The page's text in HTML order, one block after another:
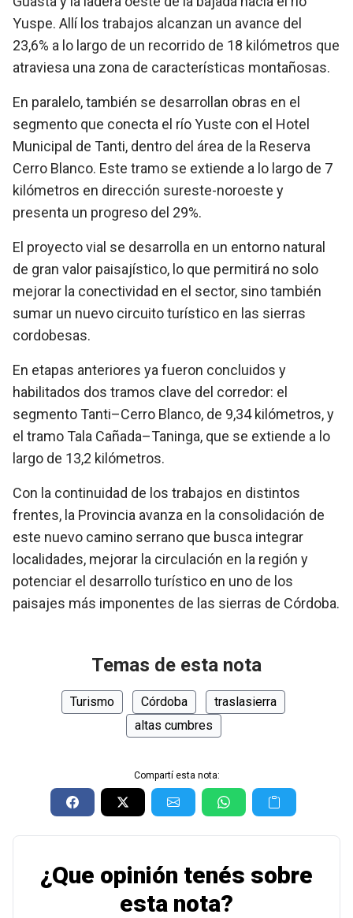
Yuspe. Allí los trabajos alcanzan un avance del
23,6% a lo largo de un recorrido de 18 kilómetros que
atraviesa una zona de características montañosas.
En paralelo, también se desarrollan obras en el
segmento que conecta el río Yuste con el Hotel
Municipal de Tanti, dentro del área de la Reserva
Cerro Blanco. Este tramo se extiende a lo largo de 7
kilómetros en dirección sureste-noroeste y
presenta un progreso del 29%.
El proyecto vial se desarrolla en un entorno natural
de gran valor paisajístico, lo que permitirá no solo
mejorar la conectividad en el sector, sino también
sumar un nuevo circuito turístico en las sierras
cordobesas.
En etapas anteriores ya fueron concluidos y
habilitados dos tramos clave del corredor: el
segmento Tanti–Cerro Blanco, de 9,34 kilómetros, y
el tramo Tala Cañada–Taninga, que se extiende a lo
largo de 13,2 kilómetros.
Con la continuidad de los trabajos en distintos
frentes, la Provincia avanza en la consolidación de
este nuevo camino serrano que busca integrar
localidades, mejorar la circulación en la región y
potenciar el desarrollo turístico en uno de los
paisajes más imponentes de las sierras de Córdoba.
Temas de esta nota
Turismo Córdoba
traslasierra
altas cumbres
Compartí esta nota:
¿Que opinión tenés sobre
esta nota?